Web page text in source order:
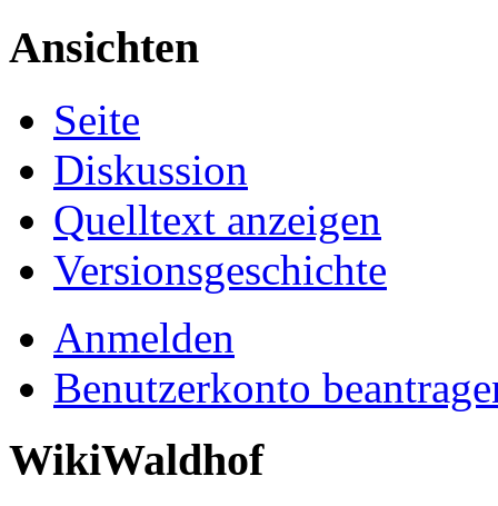
Ansichten
Seite
Diskussion
Quelltext anzeigen
Versionsgeschichte
Anmelden
Benutzerkonto
WikiWaldhof